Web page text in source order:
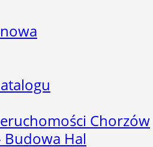
Chorzów
Budowa Hal